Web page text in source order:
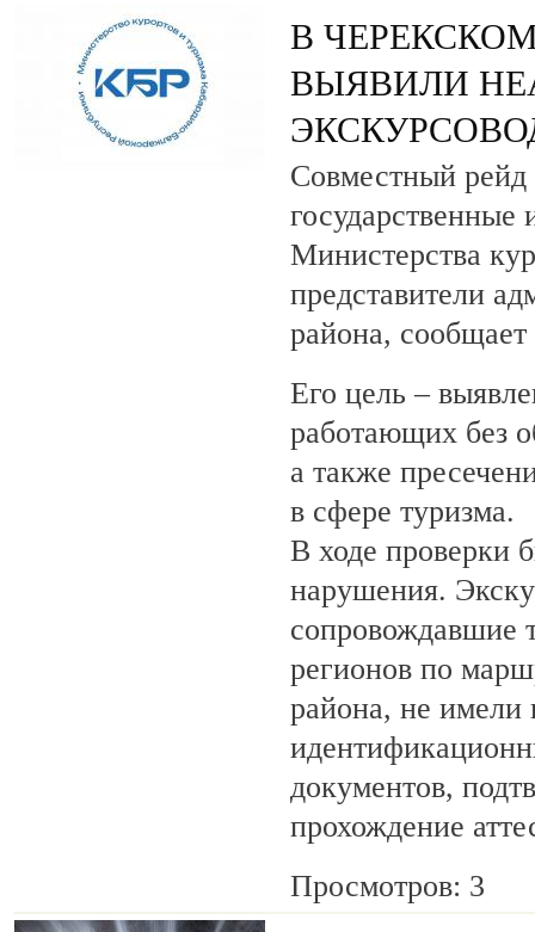
В
ВЫЯВИЛИ
Совместный рейд
государственные
Министерства
представители
района,
Его цель –
работающих без
а также
в сфере туризма.
В ходе проверки
нарушения.
сопровождавшие
регионов по
района, не имели
документов,
прохождение
Просмотров: 3